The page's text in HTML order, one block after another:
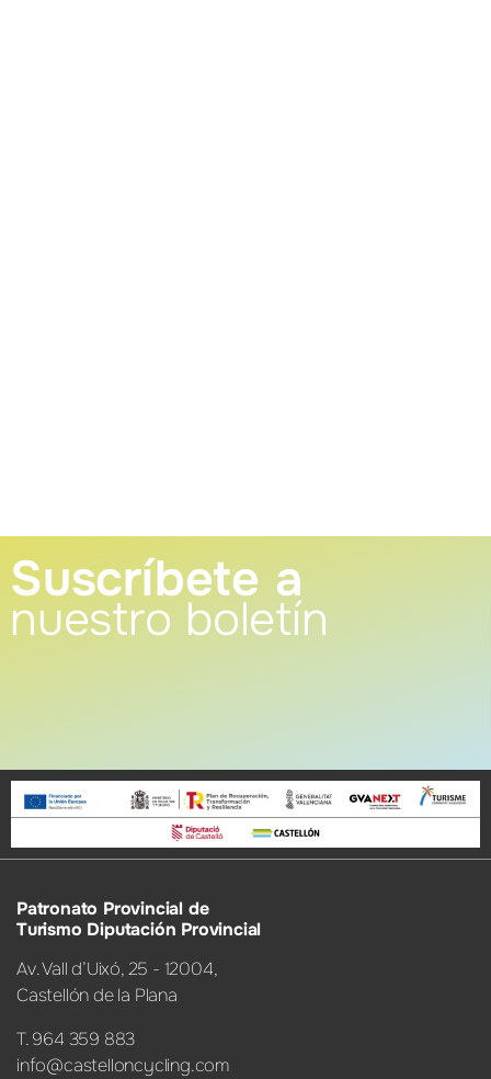
Suscríbete a
nuestro boletín
Patronato Provincial de
Turismo Diputación Provincial
Av. Vall d’Uixó, 25 - 12004,
Castellón de la Plana
T. 964 359 883
info@castelloncycling.com